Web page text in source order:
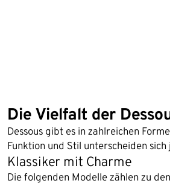
Die Vielfalt der
Dessous gibt es in zahlreichen
Funktion und Stil unterscheiden
Klassiker mit Charme
Die folgenden Modelle zählen zu